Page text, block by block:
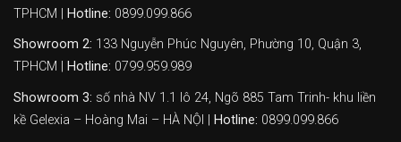
TPHCM |
Hotline: 0899.099.866
Showroom 2: 133 Nguyễn Phúc Nguyên, Phường 10, Quận 3,
TPHCM |
Hotline: 0799.959.989
Showroom 3: số nhà NV 1.1 lô 24, Ngõ 885 Tam Trinh- khu liền
kề Gelexia – Hoàng Mai – HÀ NỘI |
Hotline: 0899.099.866